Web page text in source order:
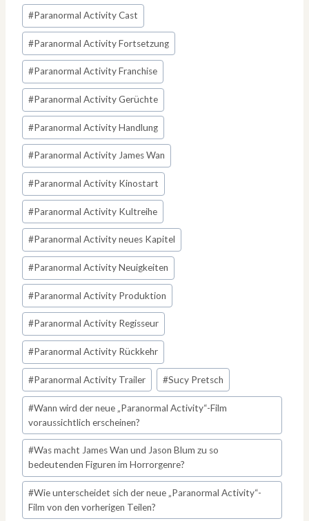
#Paranormal Activity Cast
#Paranormal Activity Fortsetzung
#Paranormal Activity Franchise
#Paranormal Activity Gerüchte
#Paranormal Activity Handlung
#Paranormal Activity James Wan
#Paranormal Activity Kinostart
#Paranormal Activity Kultreihe
#Paranormal Activity neues Kapitel
#Paranormal Activity Neuigkeiten
#Paranormal Activity Produktion
#Paranormal Activity Regisseur
#Paranormal Activity Rückkehr
#Paranormal Activity Trailer #Sucy Pretsch
#Wann wird der neue „Paranormal Activity“-Film
voraussichtlich erscheinen?
#Was macht James Wan und Jason Blum zu so
bedeutenden Figuren im Horrorgenre?
#Wie unterscheidet sich der neue „Paranormal Activity“-
Film von den vorherigen Teilen?